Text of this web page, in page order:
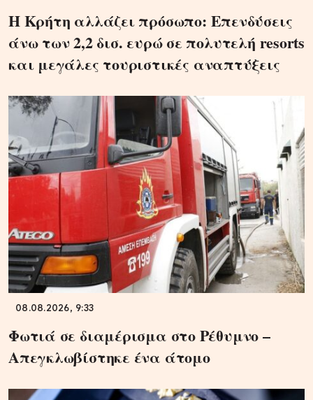
Η Κρήτη αλλάζει πρόσωπο: Επενδύσεις
άνω των 2,2 δισ. ευρώ σε πολυτελή resorts
και μεγάλες τουριστικές αναπτύξεις
08.08.2026, 9:33
Φωτιά σε διαμέρισμα στο Ρέθυμνο –
Απεγκλωβίστηκε ένα άτομο